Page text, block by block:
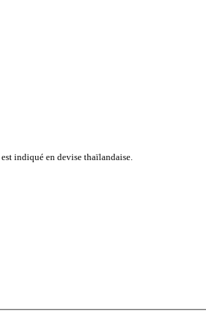
indiqué en devise thaïlandaise.